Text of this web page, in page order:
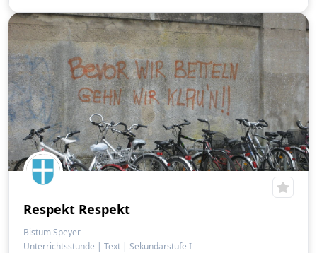
Respekt Respekt
Bistum Speyer
Unterrichtsstunde | Text | Sekundarstufe I